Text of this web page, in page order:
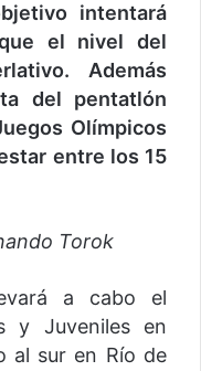
intentará
el nivel del
Además
del pentatlón
Olímpicos
entre los 15
Torok
a cabo el
y Juveniles en
al sur en Río de